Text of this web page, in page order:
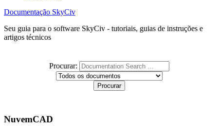
Documentação SkyCiv
Seu guia para o software SkyCiv - tutoriais, guias de instruções e
artigos técnicos
Procurar:
NuvemCAD